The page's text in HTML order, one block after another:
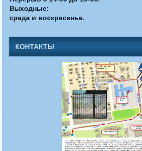
Выходные:
среда и воскресенье.
КОНТАКТЫ